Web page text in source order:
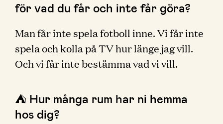
för vad du får och inte får göra?
Man får inte spela fotboll inne. Vi får inte
spela och kolla på TV hur länge jag vill.
Och vi får inte bestämma vad vi vill.
⛺️ Hur många rum har ni hemma
hos dig?